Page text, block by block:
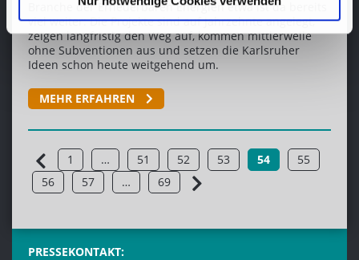
Branche der Erneuerbaren Energien etwa ist da bereits
viel weiter: Die Projekte sind auf Jahrzehnte angelegt,
zeigen langfristig den Weg auf, kommen mittlerweile
ohne Subventionen aus und setzen die Karlsruher
Ideen schon heute weitgehend um.
MEHR ERFAHREN
1 … 51 52 53 54
55
56
57 … 69
PRESSEKONTAKT: